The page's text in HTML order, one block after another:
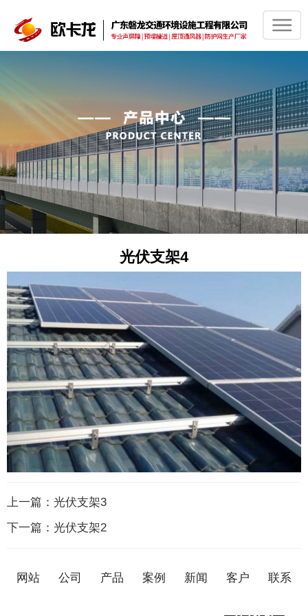
光伏支架4
上一篇： 光伏支架3
下一篇： 光伏支架2
网站 公司 产品 案例 新闻 客户 联系